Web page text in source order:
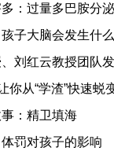
：过量多巴胺分
子大脑会发生什
刘红云教授团队发
你从“学渣”快速蜕
：精卫填海
罚对孩子的影响